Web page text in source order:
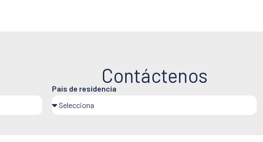
Contáctenos
País de residencia